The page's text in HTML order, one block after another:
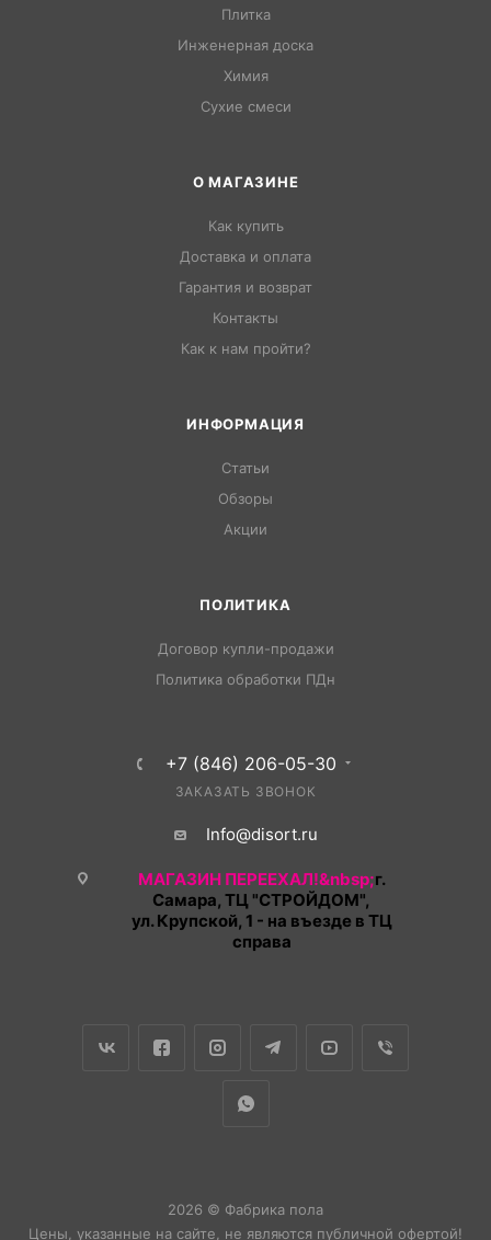
Плитка
Инженерная доска
Химия
Сухие смеси
О МАГАЗИНЕ
Как купить
Доставка и оплата
Гарантия и возврат
Контакты
Как к нам пройти?
ИНФОРМАЦИЯ
Статьи
Обзоры
Акции
ПОЛИТИКА
Договор купли-продажи
Политика обработки ПДн
+7 (846) 206-05-30
ЗАКАЗАТЬ ЗВОНОК
Info@disort.ru
МАГАЗИН ПЕРЕЕХАЛ!&nbsp;г.
Самара, ТЦ "СТРОЙДОМ",
ул. Крупской, 1 - на въезде в ТЦ
справа
2026 © Фабрика пола
Цены, указанные на сайте, не являются публичной офертой!